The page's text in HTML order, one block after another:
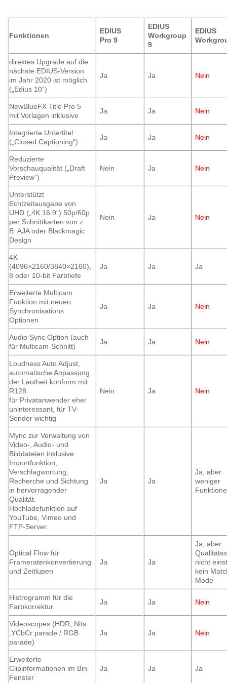
Funktionen
EDIUS
Pro 9
EDIUS
Workgroup
9
EDIUS
direktes Upgrade auf die
nächste EDIUS-Version
im Jahr 2020 ist möglich
(„Edius 10“)
Ja Ja Nein
NewBlueFX Title Pro 5
mit Vorlagen inklusive
Ja Ja Nein
Integrierte Untertitel
(„Closed Captioning“)
Ja Ja Nein
Reduzierte
Vorschauqualität („Draft
Preview“)
Nein Ja Nein
Unterstützt
Echtzeitausgabe von
UHD („4K 16:9“) 50p/60p
per Schnittkarten von z.
B. AJA oder Blackmagic
Design
Nein Ja Nein
4K
(4096×2160/3840×2160),
8 oder 10-bit Farbtiefe
Ja Ja Ja
Erweiterte Multicam
Funktion mit neuen
Synchronisations
Optionen
Ja Ja Nein
Audio Sync Option (auch
für Multicam-Schnitt)
Ja Ja Nein
Loudness Auto Adjust,
automatische Anpassung
der Lautheit konform mit
R128
für Privatanwender eher
uninteressant, für TV-
Sender wichtig
Nein Ja Nein
Mync zur Verwaltung von
Video-, Audio- und
Bilddateien inklusive
Importfunktion,
Verschlagwortung,
Recherche und Sichtung
in hervorragender
Qualität.
Hochladefunktion auf
YouTube, Vimeo und
FTP-Server.
Ja Ja
Ja, aber
weniger
Optical Flow für
Frameratenkonvertierung
und Zeitlupen
Ja Ja
Ja, aber
nicht
kein
Mode
Histrogramm für die
Farbkorrektur
Ja Ja Nein
Videoscopes (HDR, Nits
,YCbCr parade / RGB
parade)
Ja Ja Nein
Erweiterte
Clipinformationen im Bin-
Fenster
Ja Ja Ja